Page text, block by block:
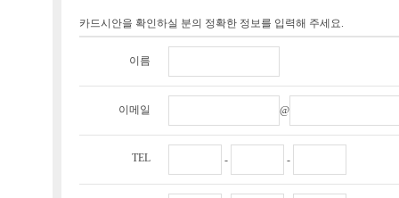
카드시안을 확인하실 분의 정확한 정보를 입력해 주세요.
이름
이메일 @
TEL - -